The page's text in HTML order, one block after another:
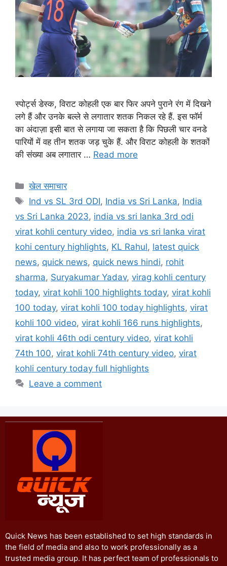
स्पोर्ट्स डेस्क, विराट कोहली एक बार फिर अपने पुराने रंग में दिखने
लगे हैं और उनके बल्ले से लगातार शतक निकल रहे हैं. इस फॉर्म
का अंदाज़ा इसी बात से लगाया जा सकता है कि पिछली चार वनडे
पारियों में वह तीन शतक जड़ चुके हैं. और विराट कोहली के शतकों
की संख्या अब लगातार … Read more
खेल समाचार
Ind vs SL 3rd ODI, India vs Sri Lanka, India
vs Sri Lanka 2023, india vs sri lanka 3rd odi
virat kohli century video, india vs sri lanka virat
kohi century highlights, KL Rahul, latest quick
news, quick news, quick news hindi, rohit
sharma, Suryakumar Yadav, virag kohli century
today, virat kohli 100 highlights today, virat kohli
100 today, virat kohli 100 today highlights, virat
kohli 100 video, virat kohli 166 runs highlights,
virat kohli 46th odi century video, virat kohli
74th 100, virat kohli 74th century video, virat
kohli century today full highlights
Leave a comment
Quick News has been established to set high standards in
the field of media and also to work professionally as a
trusted media group. It has perfect team of professionals to